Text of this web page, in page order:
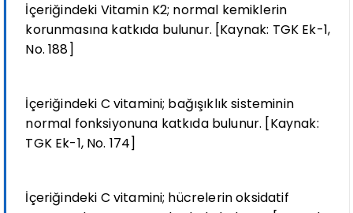
İçeriğindeki Vitamin K2; normal kemiklerin
korunmasına katkıda bulunur. [Kaynak: TGK Ek-1,
No. 188]
İçeriğindeki C vitamini; bağışıklık sisteminin
normal fonksiyonuna katkıda bulunur. [Kaynak:
TGK Ek-1, No. 174]
İçeriğindeki C vitamini; hücrelerin oksidatif